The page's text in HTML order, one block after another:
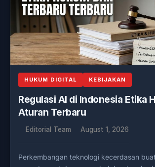
HUKUM DIGITAL KEBIJAKAN
Regulasi AI di Indonesia Etika
Aturan Terbaru
Editorial Team August 1, 2026
Perkembangan teknologi kecerdasan